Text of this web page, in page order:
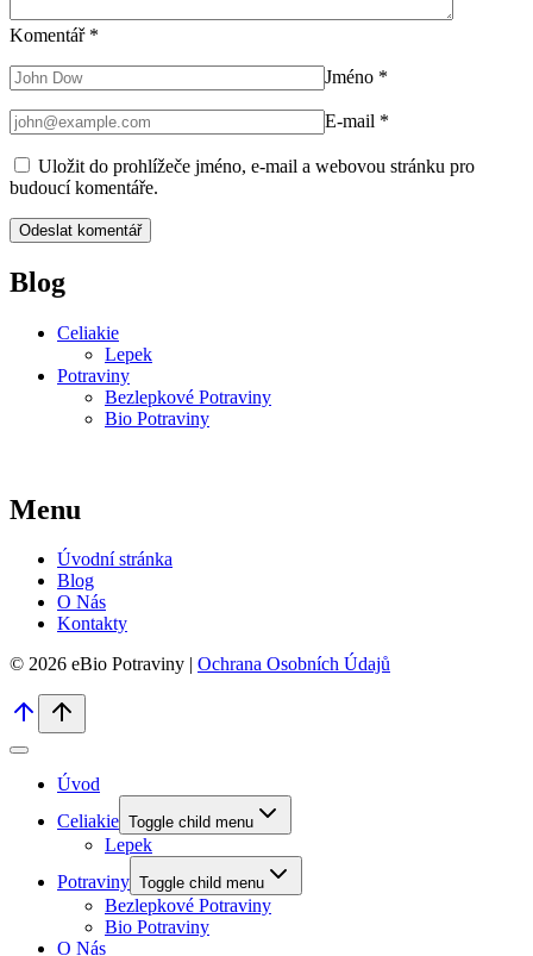
Komentář *
Jméno *
E-mail *
Uložit do prohlížeče jméno, e-mail a webovou stránku pro
budoucí komentáře.
Blog
Celiakie
Lepek
Potraviny
Bezlepkové Potraviny
Bio Potraviny
Menu
Úvodní stránka
Blog
O Nás
Kontakty
© 2026 eBio Potraviny | Ochrana Osobních Údajů
Úvod
Celiakie Toggle child menu
Lepek
Potraviny Toggle child menu
Bezlepkové Potraviny
Bio Potraviny
O Nás